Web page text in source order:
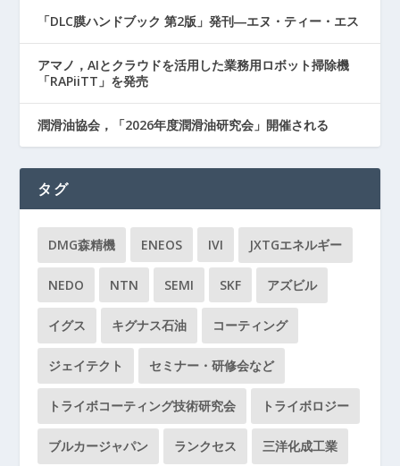
「DLC膜ハンドブック 第2版」発刊―エヌ・ティー・エス
アマノ，AIとクラウドを活用した業務用ロボット掃除機
「RAPiiTT」を発売
潤滑油協会，「2026年度潤滑油研究会」開催される
タグ
DMG森精機 ENEOS IVI JXTGエネルギー
NEDO NTN SEMI SKF アズビル
イグス キグナス石油 コーティング
ジェイテクト セミナー・研修会など
トライボコーティング技術研究会 トライボロジー
ブルカージャパン ランクセス 三洋化成工業